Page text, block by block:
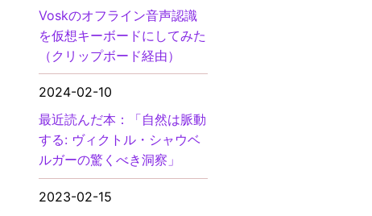
Voskのオフライン音声認識
を仮想キーボードにしてみた
（クリップボード経由）
2024-02-10
最近読んだ本：「自然は脈動
する: ヴィクトル・シャウベ
ルガーの驚くべき洞察」
2023-02-15